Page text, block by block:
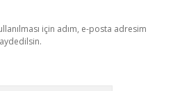
için adım, e-posta adresim